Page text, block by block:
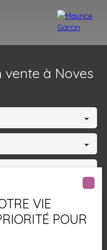
Nos
à Noves
VIE
POUR